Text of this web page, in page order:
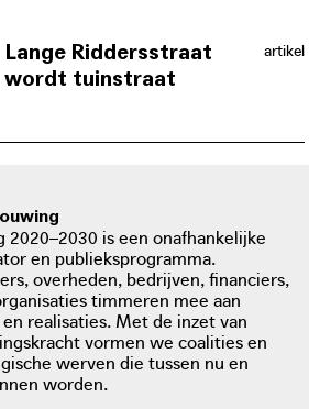
artikel
Lange Riddersstraat
wordt tuinstraat
informoment over een
experimenteerfase tot een finaal
ontwerp. Buurtbewoners worden op
verschillende momenten en manieren
bij het proces betrokken, zodat de
tuinstraat niet enkel een klimaat-
robuuste plek wordt in de stad, maar
ook een sociale ontmoetingsruimte.
2020–2030 is een onafhankelijke
en publieksprogramma.
overheden, bedrijven, financiers,
timmeren mee aan
realisaties. Met de inzet van
vormen we coalities en
werven die tussen nu en
worden.